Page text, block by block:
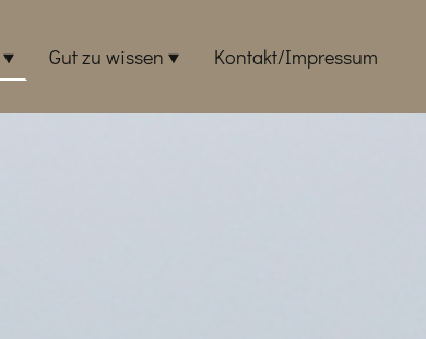
Gut zu wissen Kontakt/Impressum